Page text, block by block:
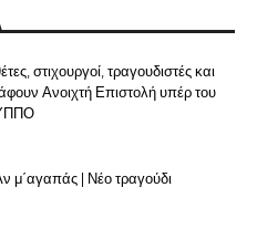
στιχουργοί, τραγουδιστές και
Ανοιχτή Επιστολή υπέρ του
μ΄αγαπάς | Νέο τραγούδι